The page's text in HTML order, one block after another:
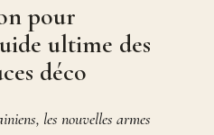
pour
ultime des
déco
les nouvelles armes